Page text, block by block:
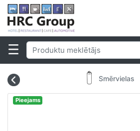
Smērvielas
Pieejams